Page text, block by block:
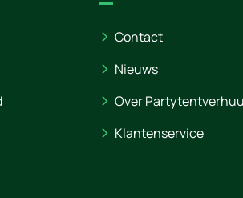
Contact
Nieuws
Over
Klantenservice